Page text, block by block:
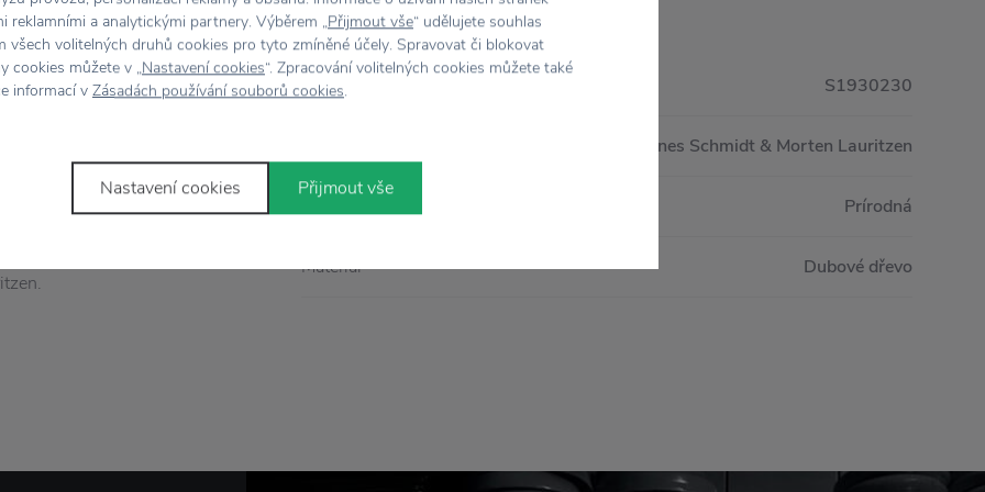
s certifikátom FSC.
šperkov alebo
podnos môžete
tak svojmu
krásnym doplnkom.
Vlastnosti
Kód produktu S1930230
Hugo Dines Schmidt & Morten Lauritzen
Farba Prírodná
Materiál Dubové dřevo
reklamními a analytickými partnery. Výběrem „Přijmout vše“ udělujete souhlas
všech volitelných druhů cookies pro tyto zmíněné účely. Spravovat či blokovat
cookies můžete v „Nastavení cookies“. Zpracování volitelných cookies můžete také
informací v Zásadách používání souborů cookies.
Nastavení cookies Přijmout vše